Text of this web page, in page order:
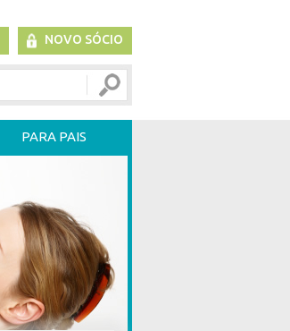
NOVO SÓCIO
PARA PAIS